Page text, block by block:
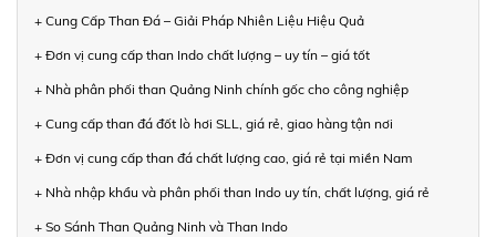
+ Cung Cấp Than Đá – Giải Pháp Nhiên Liệu Hiệu Quả
+ Đơn vị cung cấp than Indo chất lượng – uy tín – giá tốt
+ Nhà phân phối than Quảng Ninh chính gốc cho công nghiệp
+ Cung cấp than đá đốt lò hơi SLL, giá rẻ, giao hàng tận nơi
+ Đơn vị cung cấp than đá chất lượng cao, giá rẻ tại miền Nam
+ Nhà nhập khẩu và phân phối than Indo uy tín, chất lượng, giá rẻ
+ So Sánh Than Quảng Ninh và Than Indo